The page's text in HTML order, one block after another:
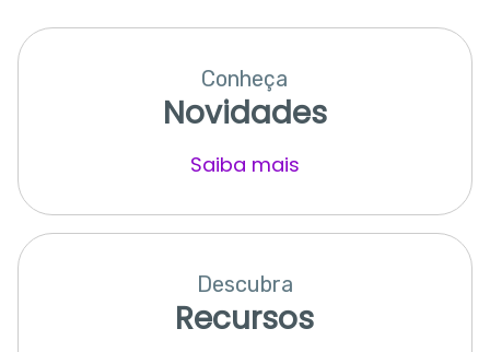
Conheça
Novidades
Saiba mais
Descubra
Recursos